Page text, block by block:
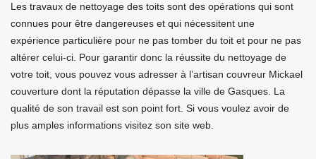
Les travaux de nettoyage des toits sont des opérations qui sont
connues pour être dangereuses et qui nécessitent une
expérience particulière pour ne pas tomber du toit et pour ne pas
altérer celui-ci. Pour garantir donc la réussite du nettoyage de
votre toit, vous pouvez vous adresser à l’artisan couvreur Mickael
couverture dont la réputation dépasse la ville de Gasques. La
qualité de son travail est son point fort. Si vous voulez avoir de
plus amples informations visitez son site web.